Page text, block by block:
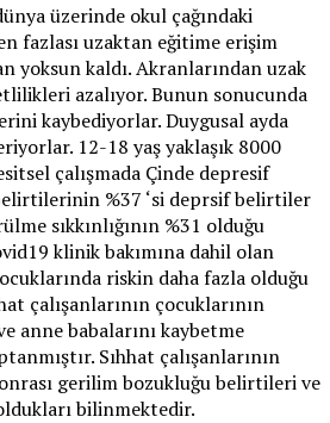
üzerinde okul çağındaki
fazlası uzaktan eğitime erişim
yoksun kaldı. Akranlarından uzak
azalıyor. Bunun sonucunda
kaybediyorlar. Duygusal ayda
12-18 yaş yaklaşık 8000
çalışmada Çinde depresif
%37 ‘si deprsif belirtiler
sıkkınlığının %31 olduğu
klinik bakımına dahil olan
riskin daha fazla olduğu
çalışanlarının çocuklarının
anne babalarını kaybetme
Sıhhat çalışanlarının
gerilim bozukluğu belirtileri ve
bilinmektedir.